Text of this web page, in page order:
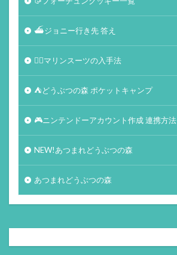
⛴ジョニー行き先 答え
🏄‍♀️マリンスーツの入手法
⛺どうぶつの森 ポケットキャンプ
🎮ニンテンドーアカウント作成 連携方法
NEW!あつまれどうぶつの森
あつまれどうぶつの森